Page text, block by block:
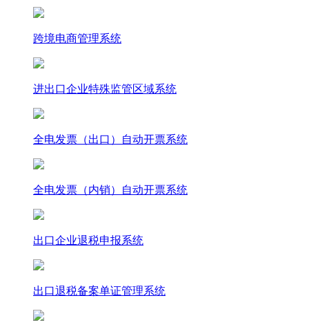
跨境电商管理系统
进出口企业特殊监管区域系统
全电发票（出口）自动开票系统
全电发票（内销）自动开票系统
出口企业退税申报系统
出口退税备案单证管理系统